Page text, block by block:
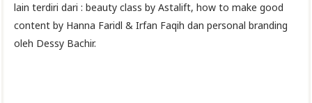
lain terdiri dari : beauty class by Astalift, how to make good
content by Hanna Faridl & Irfan Faqih dan personal branding
oleh Dessy Bachir.